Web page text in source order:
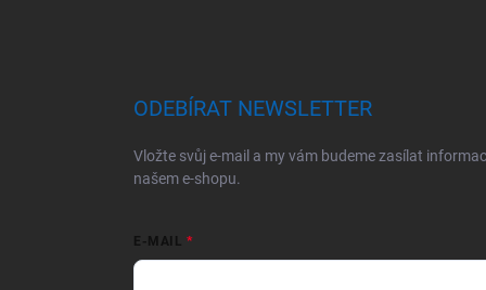
ODEBÍRAT NEWSLETTER
Vložte svůj e-mail a my vám budeme zasílat
našem e-shopu.
E-MAIL